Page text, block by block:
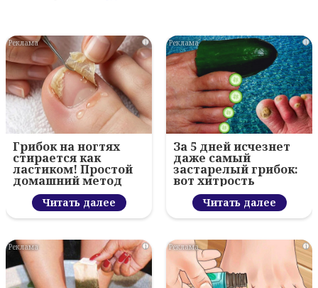
i
Грибок на ногтях
стирается как
ластиком! Простой
домашний метод
Читать далее
i
За 5 дней исчезнет
даже самый
застарелый грибок:
вот хитрость
Читать далее
i i